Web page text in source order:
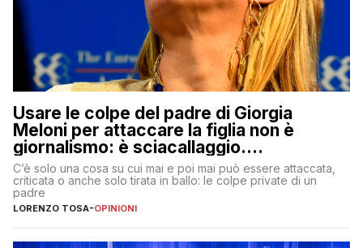
Usare le colpe del padre di Giorgia
Meloni per attaccare la figlia non è
giornalismo: è sciacallaggio.
Dimostriamo di essere diversi
C’è solo una cosa su cui mai e poi mai può essere attaccata,
criticata o anche solo tirata in ballo: le colpe private di un
padre
LORENZO TOSA-OPINIONI